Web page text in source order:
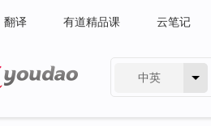
翻译 有道精品课 云笔记
中英